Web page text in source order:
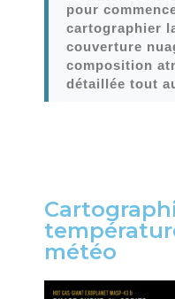
pour
cartographier
couverture
composition
détaillée tout
météo